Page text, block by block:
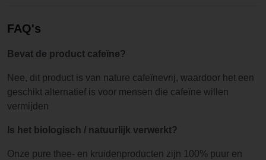
FAQ's
Bevat de product cafeïne?
Nee, dit product is van nature cafeïnevrij, waardoor het een
geschikt alternatief is voor mensen die cafeïne willen
vermijden
Is het biologisch / natuurlijk verwerkt?
Onze pure thee- en kruidenproducten zijn 100% puur en